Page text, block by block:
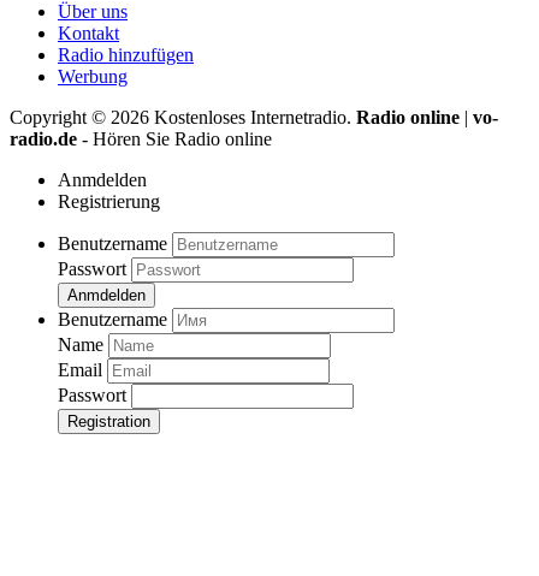
Über uns
Kontakt
Radio hinzufügen
Werbung
Copyright © 2026 Kostenloses Internetradio. Radio online | vo-
radio.de - Hören Sie Radio online
Anmdelden
Registrierung
Benutzername
Passwort
Anmdelden
Benutzername
Name
Email
Passwort
Registration